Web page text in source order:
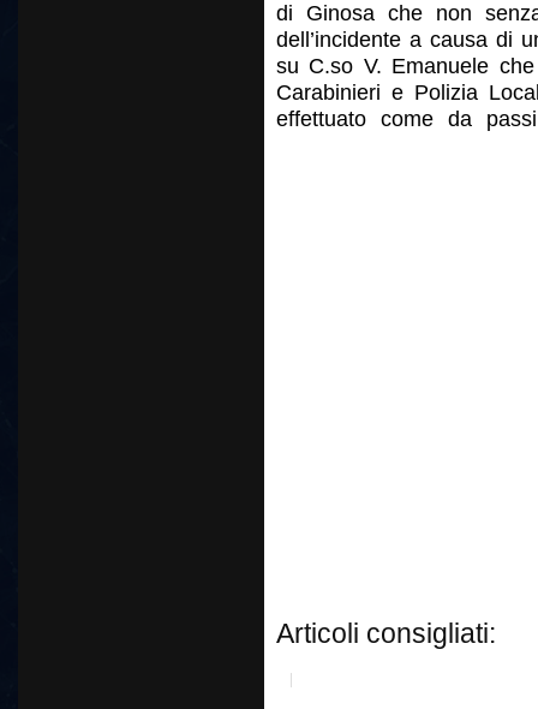
di Ginosa che non
dell’incidente a causa di
su C.so V. Emanuele
Carabinieri e Polizia
effettuato come da
Articoli consigliati: